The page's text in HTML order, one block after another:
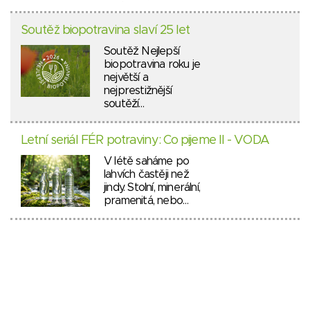
Soutěž biopotravina slaví 25 let
Soutěž Nejlepší
biopotravina roku je
největší a
nejprestižnější
soutěží…
Letní seriál FÉR potraviny: Co pijeme II - VODA
V létě saháme po
lahvích častěji než
jindy. Stolní, minerální,
pramenitá, nebo…